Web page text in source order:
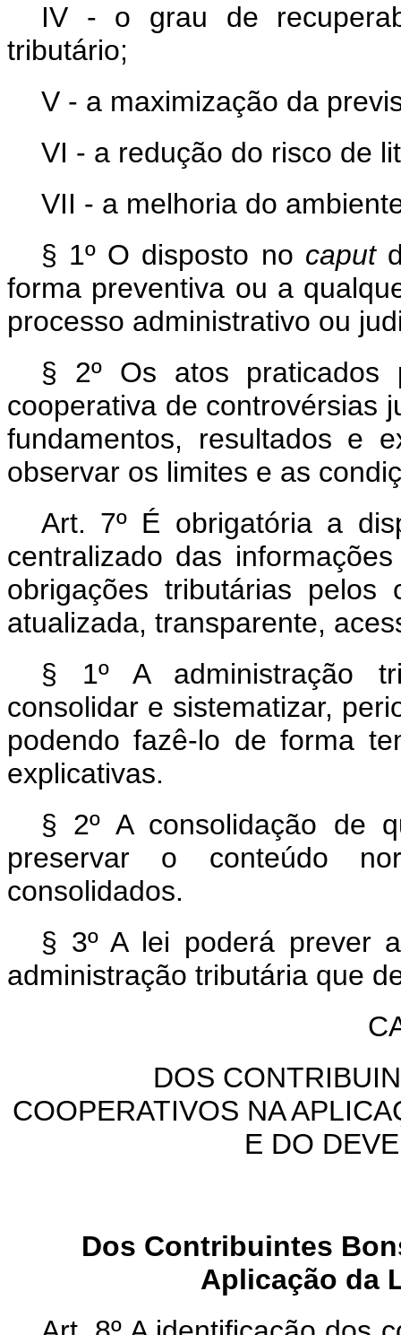
IV - o grau de
tributário;
V - a maximização da
VI - a redução do risco de
VII - a melhoria do
§ 1º O disposto no caput
forma preventiva ou a
processo administrativo ou
§ 2º Os atos praticados
cooperativa de controvérsias
fundamentos, resultados e
observar os limites e as
Art. 7º É obrigatória a
centralizado das
obrigações tributárias pelos
atualizada, transparente,
§ 1º A administração
consolidar e sistematizar,
podendo fazê-lo de forma
explicativas.
§ 2º A consolidação de
preservar o conteúdo
consolidados.
§ 3º A lei poderá prever
administração tributária que
DOS
COOPERATIVOS NA
E DO
Dos Contribuintes
Aplicação da